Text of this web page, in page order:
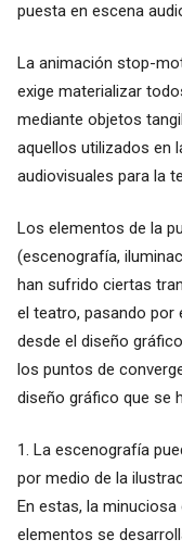
puesta en escena
La animación stop-
exige materializar
mediante objetos
aquellos utilizados en
audiovisuales para la
Los elementos de la
(escenografía,
han sufrido ciertas
el teatro, pasando por
desde el diseño
los puntos de
diseño gráfico que se
1. La escenografía
por medio de la
En estas, la
elementos se